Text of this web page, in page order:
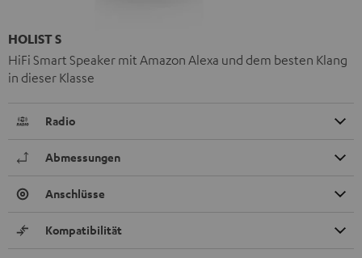
HOLIST S
HiFi Smart Speaker mit Amazon Alexa und dem besten Klang
in dieser Klasse
Radio
Abmessungen
Anschlüsse
Kompatibilität